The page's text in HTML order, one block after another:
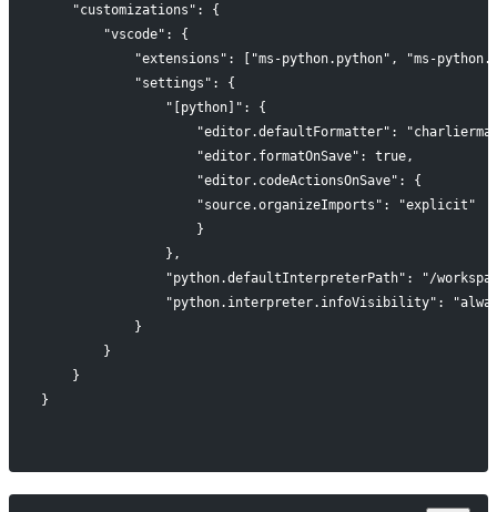
    "customizations": {
        "vscode": {
"extensions": ["ms-python.python", "ms-
            "settings": {
                "[python]": {
"editor.defaultFormatter":
                    "editor.formatOnSave": true,
                    "editor.codeActionsOnSave": {
                    "source.organizeImports": "explicit"
                    }
                },
"python.defaultInterpreterPath": "/
"python.interpreter.infoVisibility":
            }
        }
    }
}